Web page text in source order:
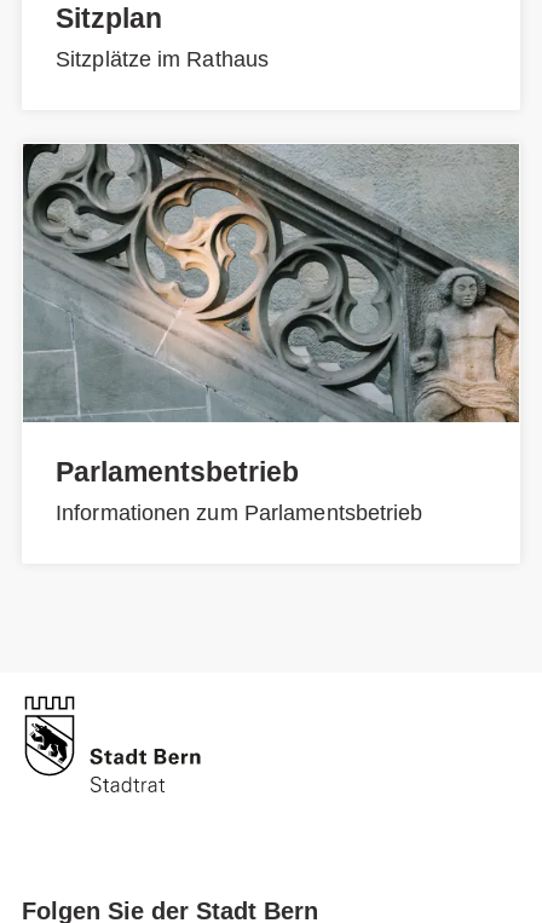
Sitzplan
Sitzplätze im Rathaus
Parlamentsbetrieb
Informationen zum Parlamentsbetrieb
Folgen Sie der Stadt Bern